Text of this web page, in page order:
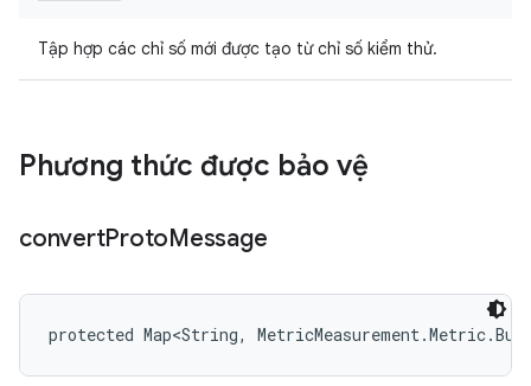
Tập hợp các chỉ số mới được tạo từ chỉ số kiểm thử.
Phương thức được bảo vệ
convertProtoMessage
protected Map<String,